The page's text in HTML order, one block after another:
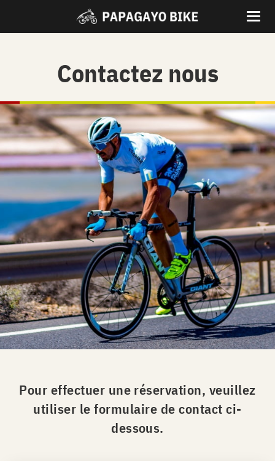
Contactez nous
Pour effectuer une réservation, veuillez
utiliser le formulaire de contact ci-
dessous.